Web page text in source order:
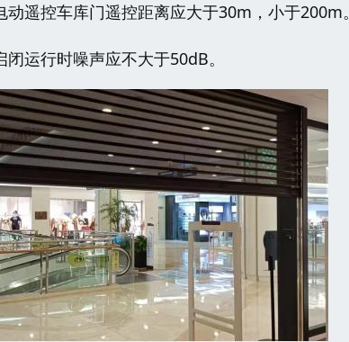
动遥控车库门遥控距离应大于30m，小于200m。
闭运行时噪声应不大于50dB。